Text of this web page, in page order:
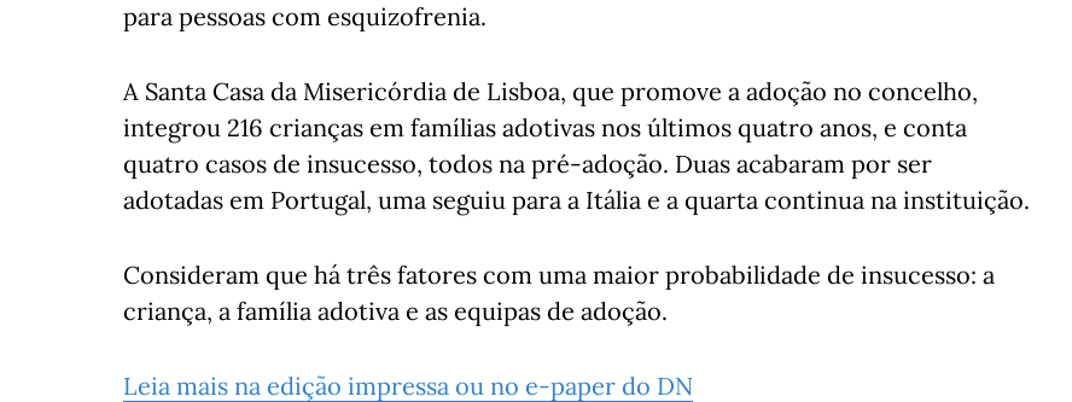
para pessoas com esquizofrenia.
A Santa Casa da Misericórdia de Lisboa, que promove a adoção no concelho,
integrou 216 crianças em famílias adotivas nos últimos quatro anos, e conta
quatro casos de insucesso, todos na pré-adoção. Duas acabaram por ser
adotadas em Portugal, uma seguiu para a Itália e a quarta continua na instituição.
Consideram que há três fatores com uma maior probabilidade de insucesso: a
criança, a família adotiva e as equipas de adoção.
Leia mais na edição impressa ou no e-paper do DN